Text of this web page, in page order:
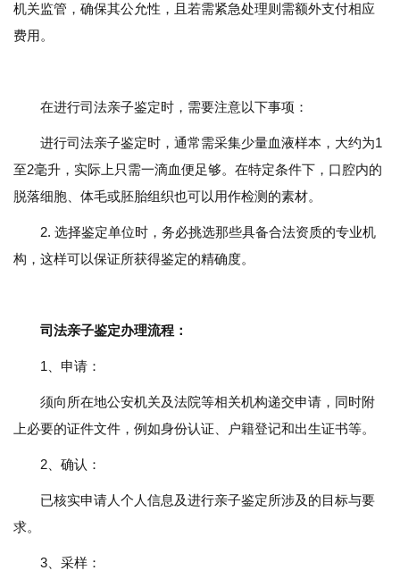
机关监管，确保其公允性，且若需紧急处理则需额外支付相应
费用。
在进行司法亲子鉴定时，需要注意以下事项：
进行司法亲子鉴定时，通常需采集少量血液样本，大约为1
至2毫升，实际上只需一滴血便足够。在特定条件下，口腔内的
脱落细胞、体毛或胚胎组织也可以用作检测的素材。
2. 选择鉴定单位时，务必挑选那些具备合法资质的专业机
构，这样可以保证所获得鉴定的精确度。
司法亲子鉴定办理流程：
1、申请：
须向所在地公安机关及法院等相关机构递交申请，同时附
上必要的证件文件，例如身份认证、户籍登记和出生证书等。
2、确认：
已核实申请人个人信息及进行亲子鉴定所涉及的目标与要
求。
3、采样：